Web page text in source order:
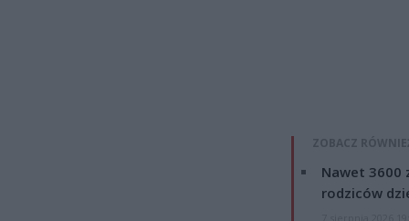
ZOBACZ
Nawet 3600
rodziców